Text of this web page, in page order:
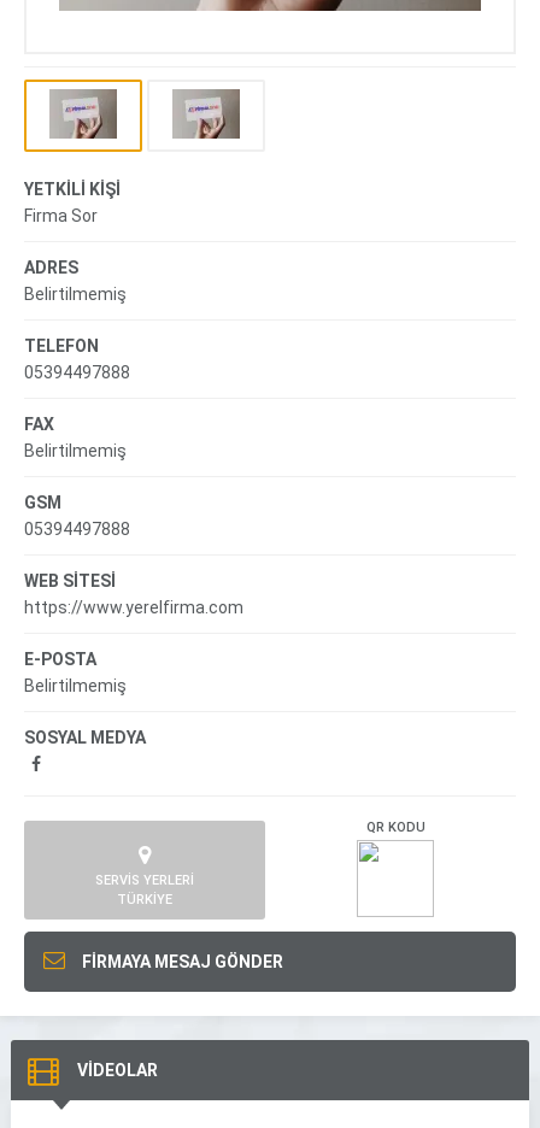
YETKİLİ KİŞİ
Firma Sor
ADRES
Belirtilmemiş
TELEFON
05394497888
FAX
Belirtilmemiş
GSM
05394497888
WEB SİTESİ
https://www.yerelfirma.com
E-POSTA
Belirtilmemiş
SOSYAL MEDYA
SERVİS YERLERİ
TÜRKİYE
QR KODU
FİRMAYA MESAJ GÖNDER
VİDEOLAR